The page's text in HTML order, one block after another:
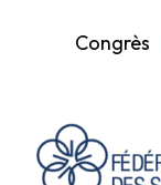
Congrès